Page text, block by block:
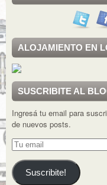
ALOJAMIENTO EN
SUSCRIBITE AL
Ingresá tu email para
de nuevos posts.
Tu
email
Suscribite!